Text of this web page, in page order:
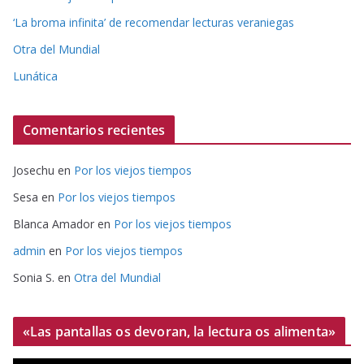
‘La broma infinita’ de recomendar lecturas veraniegas
Otra del Mundial
Lunática
Comentarios recientes
Josechu en Por los viejos tiempos
Sesa en Por los viejos tiempos
Blanca Amador en Por los viejos tiempos
admin en Por los viejos tiempos
Sonia S. en Otra del Mundial
«Las pantallas os devoran, la lectura os alimenta»